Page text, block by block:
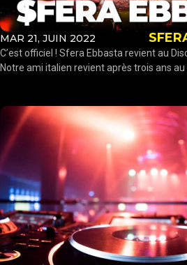
MAR 21, JUIN 2022
C’est officiel ! Sfera Ebbasta revient au
Notre ami italien revient après trois ans au